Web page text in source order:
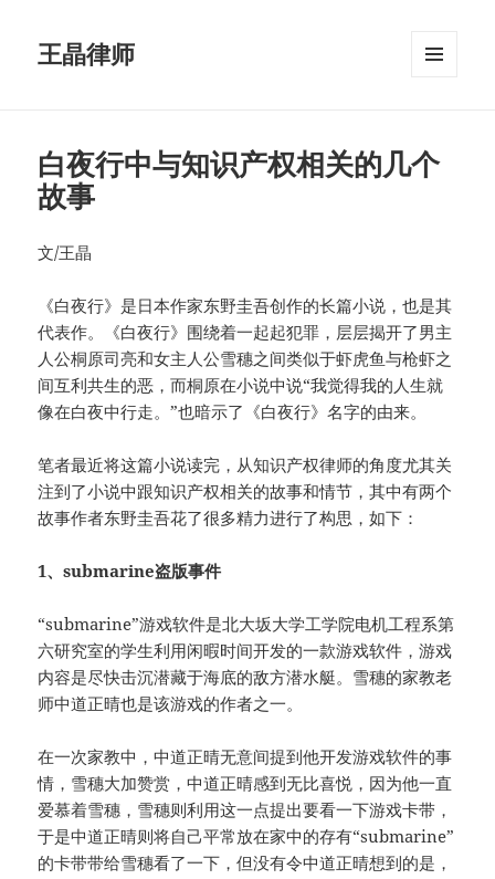
王晶律师
白夜行中与知识产权相关的几个
故事
文/王晶
《白夜行》是日本作家东野圭吾创作的长篇小说，也是其
代表作。《白夜行》围绕着一起起犯罪，层层揭开了男主
人公桐原司亮和女主人公雪穗之间类似于虾虎鱼与枪虾之
间互利共生的恶，而桐原在小说中说“我觉得我的人生就
像在白夜中行走。”也暗示了《白夜行》名字的由来。
笔者最近将这篇小说读完，从知识产权律师的角度尤其关
注到了小说中跟知识产权相关的故事和情节，其中有两个
故事作者东野圭吾花了很多精力进行了构思，如下：
1、submarine盗版事件
“submarine”游戏软件是北大坂大学工学院电机工程系第
六研究室的学生利用闲暇时间开发的一款游戏软件，游戏
内容是尽快击沉潜藏于海底的敌方潜水艇。雪穗的家教老
师中道正晴也是该游戏的作者之一。
在一次家教中，中道正晴无意间提到他开发游戏软件的事
情，雪穗大加赞赏，中道正晴感到无比喜悦，因为他一直
爱慕着雪穗，雪穗则利用这一点提出要看一下游戏卡带，
于是中道正晴则将自己平常放在家中的存有“submarine”
的卡带带给雪穗看了一下，但没有令中道正晴想到的是，